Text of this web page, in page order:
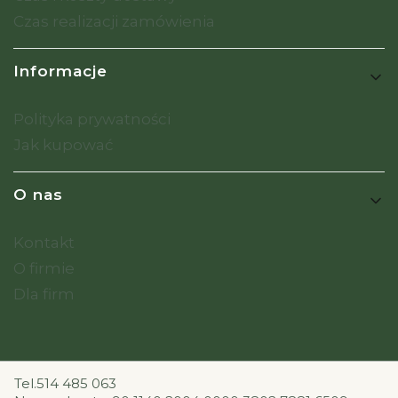
Czas realizacji zamówienia
Informacje
Polityka prywatności
Jak kupować
O nas
Kontakt
O firmie
Dla firm
Tel.514 485 063